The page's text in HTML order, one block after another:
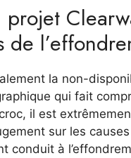
projet
de
la non-
qui fait
il est
sur les causes
conduit à